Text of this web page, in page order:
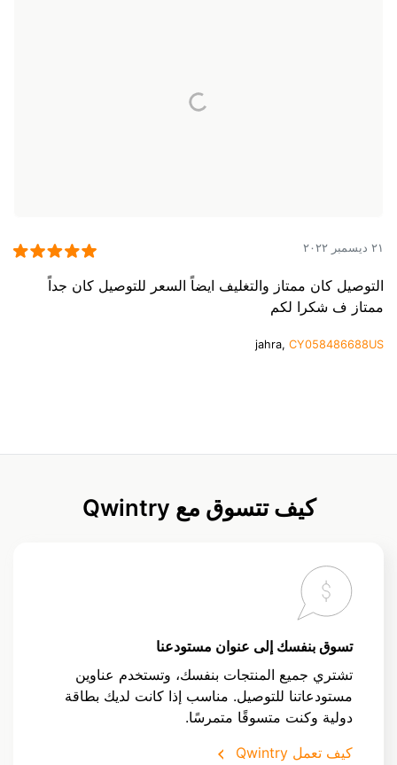
٢١ ديسمبر ٢٠٢٢
التوصيل كان ممتاز والتغليف ايضاً السعر للتوصيل كان جداً
ممتاز ف شكرا لكم
jahra, CY058486688US
كيف تتسوق مع Qwintry
تسوق بنفسك إلى عنوان مستودعنا
تشتري جميع المنتجات بنفسك، وتستخدم عناوين
مستودعاتنا للتوصيل. مناسب إذا كانت لديك بطاقة
دولية وكنت متسوقًا متمرسًا.
كيف تعمل Qwintry